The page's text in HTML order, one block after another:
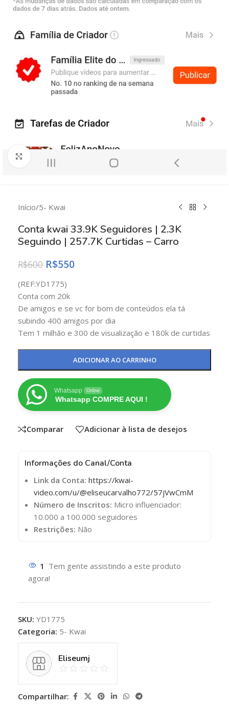
Início/5- Kwai
Conta kwai 33.9K Seguidores | 2.3K
Seguindo | 257.7K Curtidas – Carro
R$600 R$550
(REF:YD1775)
Conta com 20k
De amigos e se vc for bom de conteúdos ela tá
subindo 400 amigos por dia
Tem 1 milhão e 300 de visualização e 180k de curtidas
ADICIONAR AO CARRINHO
Whatsapp Online
Whatsapp COMPRE AQUI !
Comparar Adicionar à lista de desejos
Informações do Canal/Conta
Link da Conta: https://kwai-
video.com/u/@eliseucarvalho772/57jVwCmM
Número de Inscritos: Micro influenciador:
10.000 a 100.000 seguidores
Restrições: Não
1 Tem gente assistindo a este produto
agora!
SKU: YD1775
Categoria: 5- Kwai
Eliseumj
Compartilhar: